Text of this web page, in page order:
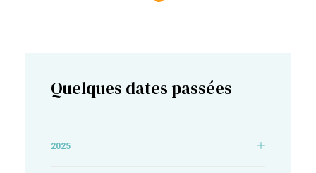
Quelques dates passées
2025